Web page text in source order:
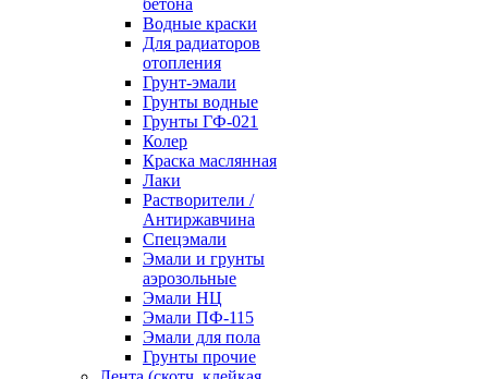
бетона
Водные краски
Для радиаторов
отопления
Грунт-эмали
Грунты водные
Грунты ГФ-021
Колер
Краска маслянная
Лаки
Растворители /
Антиржавчина
Спецэмали
Эмали и грунты
аэрозольные
Эмали НЦ
Эмали ПФ-115
Эмали для пола
Грунты прочие